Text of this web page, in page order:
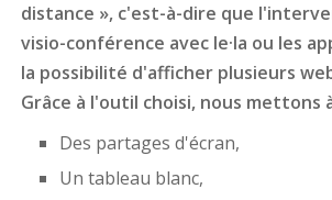
distance », c'est-à-dire que
visio-conférence avec le·la ou les
la possibilité d'afficher plusieurs
Grâce à l'outil choisi, nous mettons
Des partages d'écran,
Un tableau blanc,